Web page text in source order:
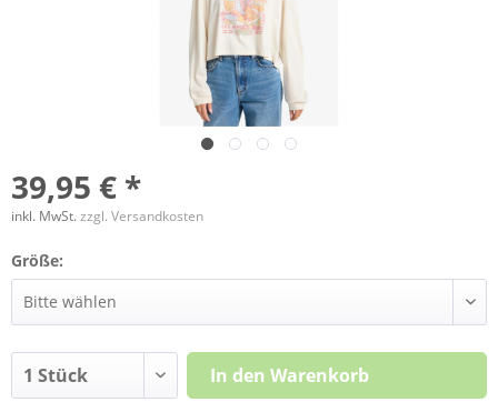
39,95 € *
inkl. MwSt.zzgl. Versandkosten
Größe:
In den Warenkorb